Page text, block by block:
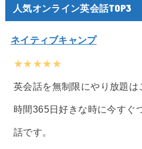
人気オンライン英会話TOP3
ネイティブキャンプ
★★★★★
英会話を無制限にやり放題
時間365日好きな時に今すぐ
話です。